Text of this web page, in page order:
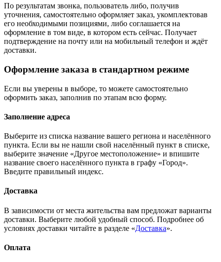
По результатам звонка, пользователь либо, получив
уточнения, самостоятельно оформляет заказ, укомплектовав
его необходимыми позициями, либо соглашается на
оформление в том виде, в котором есть сейчас. Получает
подтверждение на почту или на мобильный телефон и ждёт
доставки.
Оформление заказа в стандартном режиме
Если вы уверены в выборе, то можете самостоятельно
оформить заказ, заполнив по этапам всю форму.
Заполнение адреса
Выберите из списка название вашего региона и населённого
пункта. Если вы не нашли свой населённый пункт в списке,
выберите значение «Другое местоположение» и впишите
название своего населённого пункта в графу «Город».
Введите правильный индекс.
Доставка
В зависимости от места жительства вам предложат варианты
доставки. Выберите любой удобный способ. Подробнее об
условиях доставки читайте в разделе «Доставка».
Оплата